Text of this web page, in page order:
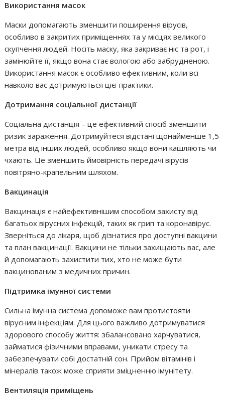
Використання масок
Маски допомагають зменшити поширення вірусів,
особливо в закритих приміщеннях та у місцях великого
скупчення людей. Носіть маску, яка закриває ніс та рот, і
замінюйте її, якщо вона стає вологою або забрудненою.
Використання масок є особливо ефективним, коли всі
навколо вас дотримуються цієї практики.
Дотримання соціальної дистанції
Соціальна дистанція – це ефективний спосіб зменшити
ризик зараження. Дотримуйтеся відстані щонайменше 1,5
метра від інших людей, особливо якщо вони кашляють чи
чхають. Це зменшить ймовірність передачі вірусів
повітряно-крапельним шляхом.
Вакцинація
Вакцинація є найефективнішим способом захисту від
багатьох вірусних інфекцій, таких як грип та коронавірус.
Зверніться до лікаря, щоб дізнатися про доступні вакцини
та план вакцинації. Вакцини не тільки захищають вас, але
й допомагають захистити тих, хто не може бути
вакцинованим з медичних причин.
Підтримка імунної системи
Сильна імунна система допоможе вам протистояти
вірусним інфекціям. Для цього важливо дотримуватися
здорового способу життя: збалансовано харчуватися,
займатися фізичними вправами, уникати стресу та
забезпечувати собі достатній сон. Прийом вітамінів і
мінералів також може сприяти зміцненню імунітету.
Вентиляція приміщень